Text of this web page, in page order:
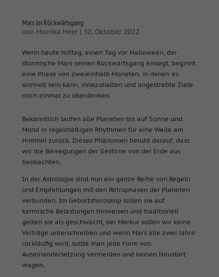
Mars im Rückwärtsgang
von Monika Heer| 30. Oktober 2022
Wenn heute mittag, einen Tag vor Halloween, der
stürmische Mars seinen Rückwärtsgang einlegt, beginnt
eine Phase von zweieinhalb Monaten, in denen es
sinnvoll sein kann, innezuhalten und angestrebte Ziele
noch einmal zu überdenken.
Bekanntlich laufen alle Planeten bis auf Sonne und
Mond in regelmäßigen Rhythmen für eine Weile am
Himmel zurück. Dieses Phänomen beruht darauf, dass
wir die Bewegungen der Gestirne von der Erde aus
beobachten.
In der Astrologie sind nun ein ganze Reihe von Regeln
und Empfehlungen mit den Retrophasen der Planeten
verbunden. Im Geburtshoroskop sollen sie auf
karmische Belastungen hinweisen und traditionell
gelten sie als geschwächt, bei Merkur sollen wir keine
Verträge unterschreiben und wenn Mars alle zwei Jahre
rückläufig wird, sollte man jede Form von
Auseinandersetzung vermeiden und keinen Neustart
wagen.